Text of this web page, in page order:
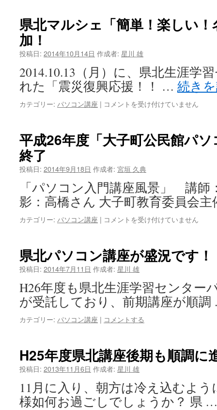
へ！
は
な
解
決
案
は
県北マルシェ「簡単！楽しい
加！
投稿日: 2014年10月14日 作成者: 星川 雄
2014.10.13（月）に、県北生涯学
れた「震災復興応援！！ … 続き
カテゴリー: パソコン講座 | 県
ル
シ
単！
楽
し
い！
名
刺
り」
に
参
は
コメントを受け付けていません
平成26年度「大子町公民館パ
終了
投稿日: 2014年9月18日 作成者: 宮垣 久典
「パソコン入門講座風景」 講
影：高橋さん 大子町教育委員会
カテゴリー: パソコン講座 | 平
年
度
「大
町
公
民
館
パ
ン
講
座」
が
無
事
コメントを受け付けていません
県北パソコン講座が盛況です！
投稿日: 2014年7月11日 作成者: 星川 雄
H26年度も県北生涯学習センター
が受託しており、前期講座が順
カテゴリー: パソコン講座 | コメントする
H25年度県北講座後期も順調に
投稿日: 2013年11月6日 作成者: 星川 雄
11月に入り、朝方は冷え込むよ
様如何お過ごしでしょうか？ 県